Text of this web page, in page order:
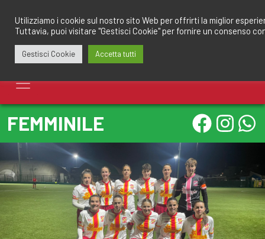
contenuto
FEMMINILE
Utilizziamo i cookie sul nostro sito Web per offrirti la miglior
Tuttavia, puoi visitare "Gestisci Cookie" per fornire un consenso
Gestisci Cookie Accetta tutti